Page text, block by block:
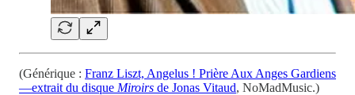
(Générique : Franz Liszt, Angelus ! Prière Aux Anges Gardiens
—extrait du disque Miroirs de Jonas Vitaud, NoMadMusic.)